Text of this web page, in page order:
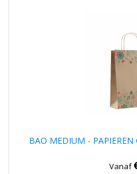
BAO MEDIUM - PAPIEREN
Vanaf